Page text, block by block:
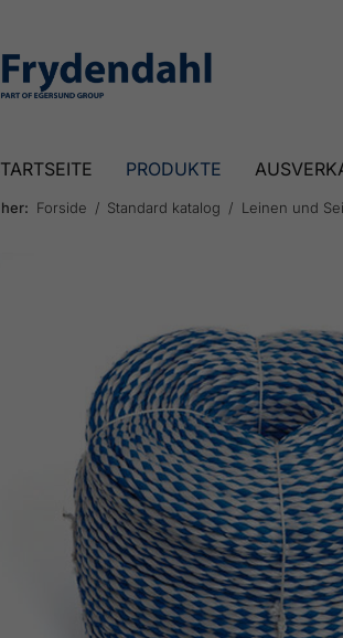
PRODUKTE
Forside Standard katalog Leinen und